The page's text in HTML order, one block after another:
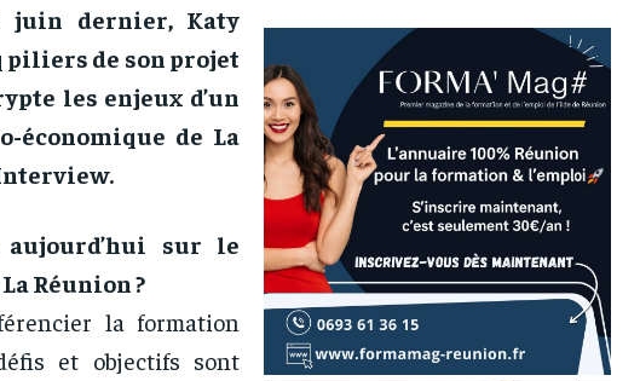
juin dernier, Katy
piliers de son projet
les enjeux d’un
économique de La
sur le
Réunion ?
la formation
et objectifs sont